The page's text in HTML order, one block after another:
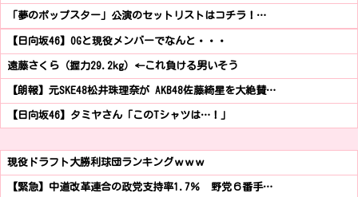
「夢のポップスター」公演のセットリストはコチラ！…
【日向坂46】OGと現役メンバーでなんと・・・
遠藤さくら（握力29.2kg）←これ負ける男いそう
【朗報】元SKE48松井珠理奈が AKB48佐藤綺星を大絶賛…
【日向坂46】タミヤさん「このTシャツは…！」
現役ドラフト大勝利球団ランキングｗｗｗ
【緊急】中道改革連合の政党支持率1.7％ 野党６番手…